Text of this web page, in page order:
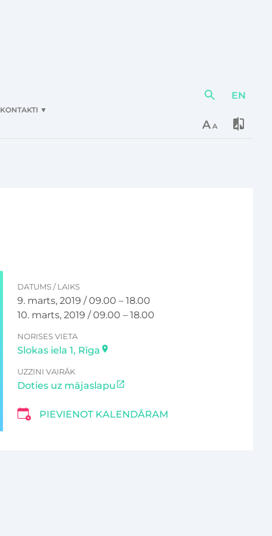
KONTAKTI ▼
DarbībasEN
AA
DATUMS/LAIKS
9. marts, 2019 / 09.00 – 18.00
10. marts, 2019 / 09.00 – 18.00
NORISES VIETA
Slokas iela 1, Rīga
UZZINI VAIRĀK
Doties uz mājaslapu
PIEVIENOT KALENDĀRAM